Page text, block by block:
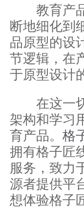
教育产品
断地细化到
品原型的设
节逻辑，在
于原型设计
在这一切
架构和学习
育产品。 格
拥有格子匠
服务，致力
源者提供平
想体验格子